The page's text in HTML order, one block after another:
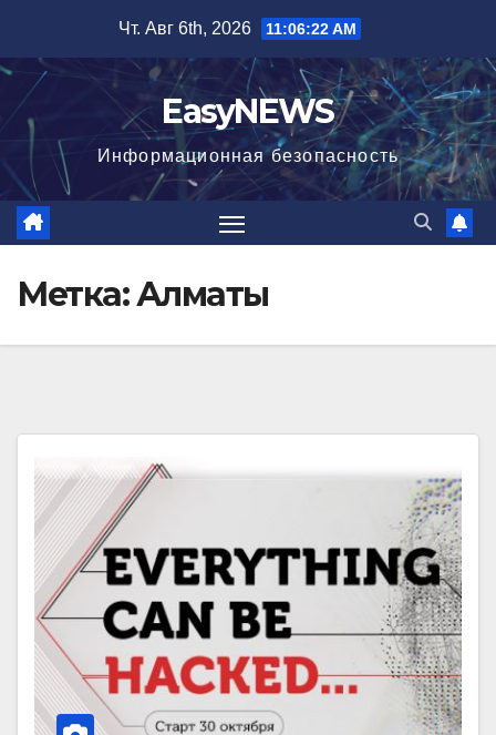
содержимому
Чт. Авг 6th, 2026 11:06:23 AM
EasyNEWS
Информационная безопаcность
Метка:Алматы